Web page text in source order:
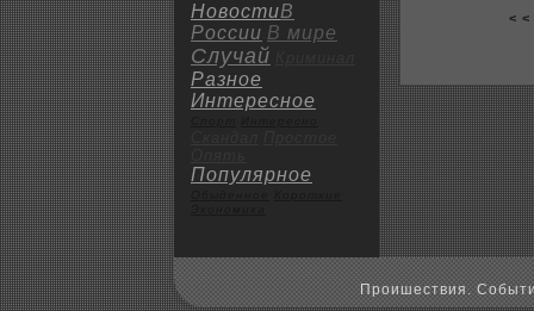
НовостиВ
России В мире
Случай
Разное
Интересное
Популярное
<
Пpoишествия.